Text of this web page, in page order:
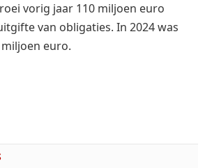
vorig jaar 110 miljoen euro
van obligaties. In 2024 was
euro.